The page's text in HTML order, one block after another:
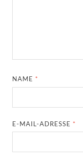
NAME *
E-MAIL-ADRESSE *